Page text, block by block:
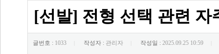
[선발] 전형 선택 관련 자
글번호 : 1033 작성자 : 관리자 작성일 : 2025.09.25 10:59